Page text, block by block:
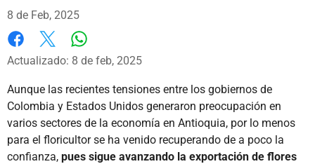
8 de Feb, 2025
Facebook
X
Actualizado: 8 de feb, 2025
Aunque las recientes tensiones entre los gobiernos de
Colombia y Estados Unidos generaron preocupación en
varios sectores de la economía en Antioquia, por lo menos
para el floricultor se ha venido recuperando de a poco la
confianza, pues sigue avanzando la exportación de flores